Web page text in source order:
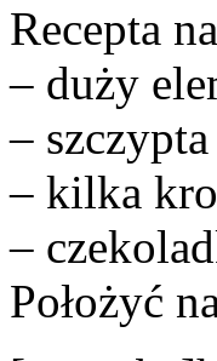
Recepta
– duży
–
– kilka
–
Położyć